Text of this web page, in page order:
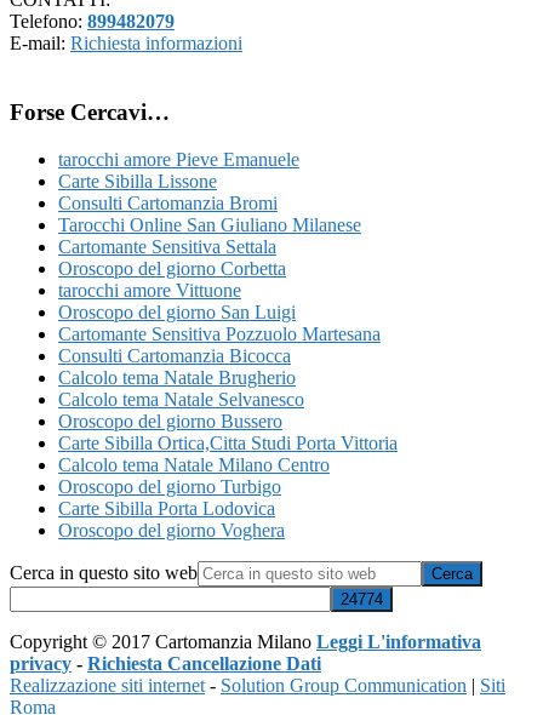
Telefono: 899482079
E-mail: Richiesta informazioni
Forse Cercavi…
tarocchi amore Pieve Emanuele
Carte Sibilla Lissone
Consulti Cartomanzia Bromi
Tarocchi Online San Giuliano Milanese
Cartomante Sensitiva Settala
Oroscopo del giorno Corbetta
tarocchi amore Vittuone
Oroscopo del giorno San Luigi
Cartomante Sensitiva Pozzuolo Martesana
Consulti Cartomanzia Bicocca
Calcolo tema Natale Brugherio
Calcolo tema Natale Selvanesco
Oroscopo del giorno Bussero
Carte Sibilla Ortica​,Citta Studi​ Porta Vittoria
Calcolo tema Natale Milano C​entro​
Oroscopo del giorno Turbigo
Carte Sibilla Porta Lodovica
Oroscopo del giorno Voghera
Cerca in questo sito web
Copyright © 2017 Cartomanzia Milano Leggi L'informativa
privacy - Richiesta Cancellazione Dati
Realizzazione siti internet - Solution Group Communication | Siti
Roma